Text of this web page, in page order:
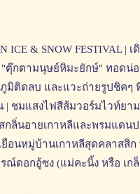
& SNOW FESTIVAL |
ตุ๊กตามนุษย์หิมะยักษ์" ทอดน่
ติดลบ และแวะถ่ายรูปชิคๆ
ชมแสงไฟสีส้มวอร์มไวท์ย
ลิ่นอายเกาหลีและพรมแดน
ยือนหมู่บ้านเกาหลีสุดคลาส
ณ์ดอกอู้ซง (แม่คะนิ้ง หรือ เก